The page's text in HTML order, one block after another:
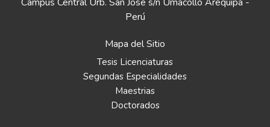
Perú
Mapa del Sitio
Tesis Licenciaturas
Segundas Especialidades
Maestrias
Doctorados